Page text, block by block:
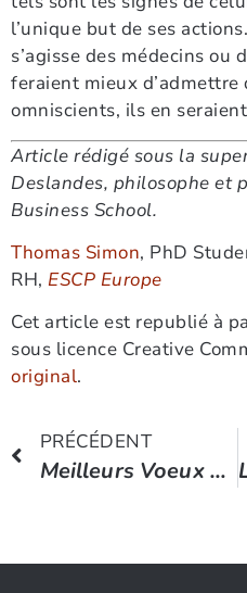
l’unique but de ses
s’agisse des médecins ou
feraient mieux d’admettre
omniscients, ils en
Article rédigé sous la
Deslandes, philosophe et
Business School.
Thomas Simon, PhD
RH, ESCP Europe
Cet article est republié à
sous licence Creative
original.
PRÉCÉDENT
Meilleurs Voeux pour cette année 2020 !